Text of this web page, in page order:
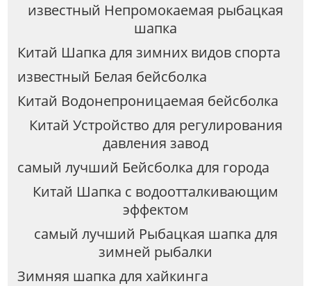
известный Непромокаемая рыбацкая
шапка
Китай Шапка для зимних видов спорта
известный Белая бейсболка
Китай Водонепроницаемая бейсболка
Китай Устройство для регулирования
давления завод
самый лучший Бейсболка для города
Китай Шапка с водоотталкивающим
эффектом
самый лучший Рыбацкая шапка для
зимней рыбалки
Зимняя шапка для хайкинга